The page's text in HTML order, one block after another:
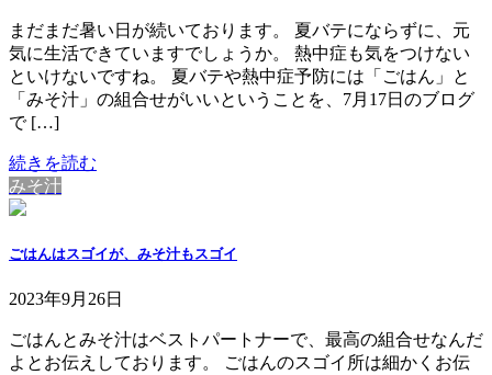
まだまだ暑い日が続いております。 夏バテにならずに、元
気に生活できていますでしょうか。 熱中症も気をつけない
といけないですね。 夏バテや熱中症予防には「ごはん」と
「みそ汁」の組合せがいいということを、7月17日のブログ
で […]
続きを読む
みそ汁
ごはんはスゴイが、みそ汁もスゴイ
2023年9月26日
ごはんとみそ汁はベストパートナーで、最高の組合せなんだ
よとお伝えしております。 ごはんのスゴイ所は細かくお伝